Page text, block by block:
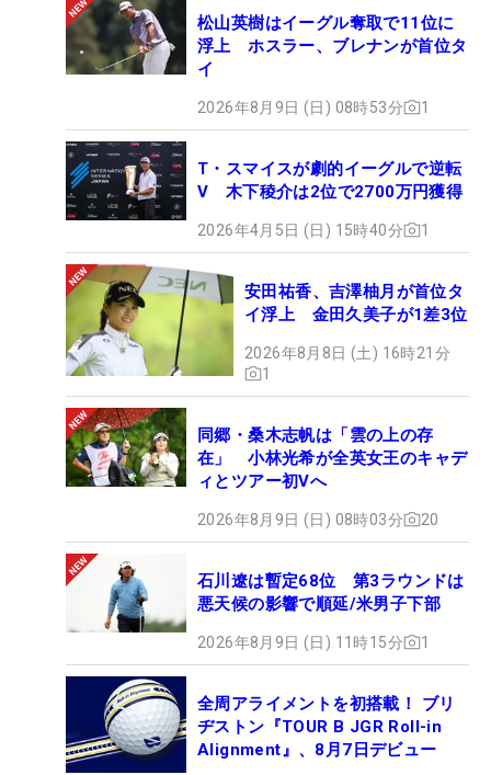
松山英樹はイーグル奪取で11位に
浮上 ホスラー、ブレナンが首位タ
イ
2026年8月9日 (日) 08時53分 1
T・スマイスが劇的イーグルで逆転
V 木下稜介は2位で2700万円獲得
2026年4月5日 (日) 15時40分 1
安田祐香、吉澤柚月が首位タ
イ浮上 金田久美子が1差3位
2026年8月8日 (土) 16時21分
1
同郷・桑木志帆は「雲の上の存
在」 小林光希が全英女王のキャデ
ィとツアー初Vへ
2026年8月9日 (日) 08時03分 20
石川遼は暫定68位 第3ラウンドは
悪天候の影響で順延/米男子下部
2026年8月9日 (日) 11時15分 1
全周アライメントを初搭載！ ブリ
ヂストン『TOUR B JGR Roll-in
Alignment』、8月7日デビュー